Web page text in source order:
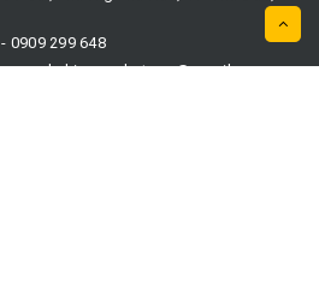
0909 299 648
phukienongbetong@gmail.com